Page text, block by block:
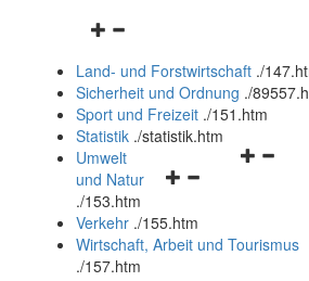
Navigationsmenü
und
schließen
Land- und Forstwirtschaft ./
Sicherheit und Ordnung ./
Sport und Freizeit ./151.htm
Statistik ./statistik.htm
Navigationsmenü
und
schließen
Umwelt
und Natur
./153.htm
Verkehr ./155.htm
Wirtschaft, Arbeit und Tourismus
./157.htm